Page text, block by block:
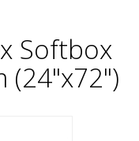
Softbox
(24"x72")